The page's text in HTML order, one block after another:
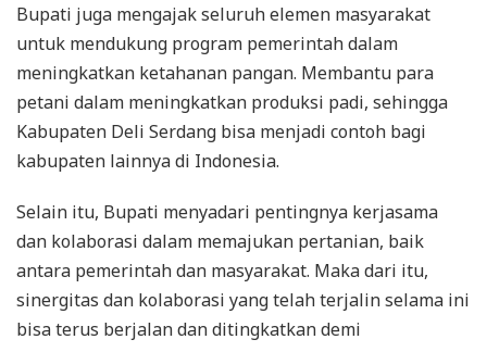
Bupati juga mengajak seluruh elemen masyarakat
untuk mendukung program pemerintah dalam
meningkatkan ketahanan pangan. Membantu para
petani dalam meningkatkan produksi padi, sehingga
Kabupaten Deli Serdang bisa menjadi contoh bagi
kabupaten lainnya di Indonesia.
Selain itu, Bupati menyadari pentingnya kerjasama
dan kolaborasi dalam memajukan pertanian, baik
antara pemerintah dan masyarakat. Maka dari itu,
sinergitas dan kolaborasi yang telah terjalin selama ini
bisa terus berjalan dan ditingkatkan demi